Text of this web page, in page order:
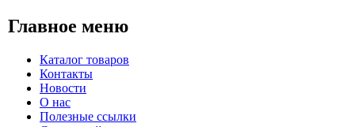
Главное меню
Каталог товаров
Контакты
Новости
О нас
Полезные ссылки